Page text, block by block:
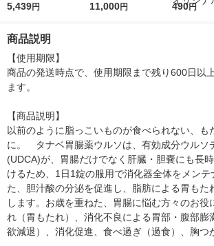
ラ 爽健美茶 ラベルレ
5,439円
5ｇ 資生堂 おまけ
11,000円
r（ロハコ
490円
商品説明
【使用期限】
商品の発送時点で、使用期限まで残り600日以
ます。
【商品説明】
以前のように脂っこいものが食べられない、も
に。　タナベ胃腸薬ウルソは、有効成分ウルソ
(UDCA)が、胃腸だけでなく肝臓・胆嚢にも長
けるため、1日1錠の服用で消化器全体をメンテ
た、胆汁酸の分泌を促進し、脂肪による胃もた
します。お歳を重ねた、胃腸に悩む方々のお役
れ（胃もたれ）、消化不良による胃部・腹部膨
欲減退）、消化促進、食べ過ぎ（過食）、胸つ